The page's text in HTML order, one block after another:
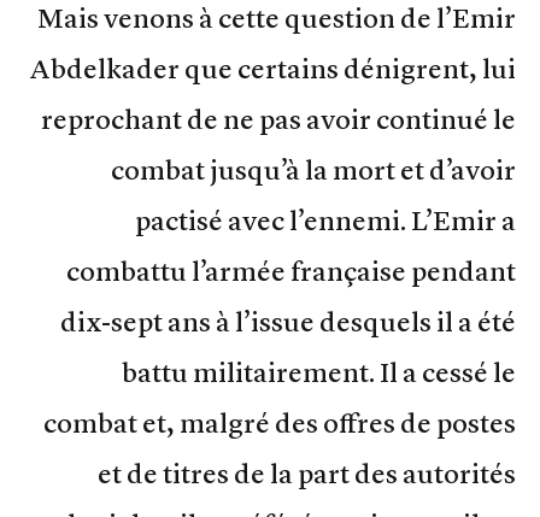
Mais venons à cette question de l’Emir
Abdelkader que certains dénigrent, lui
reprochant de ne pas avoir continué le
combat jusqu’à la mort et d’avoir
pactisé avec l’ennemi. L’Emir a
combattu l’armée française pendant
dix-sept ans à l’issue desquels il a été
battu militairement. Il a cessé le
combat et, malgré des offres de postes
et de titres de la part des autorités